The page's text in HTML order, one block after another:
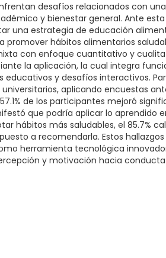
desafíos relacionados con
y bienestar general. Ante
una estrategia de educación
promover hábitos alimentarios
con enfoque cuantitativo y
la aplicación, la cual integra
educativos y desafíos interactivos.
aplicando encuestas
de los participantes mejoró
que podría aplicar lo aprendido
hábitos más saludables, el 85.7%
a recomendarla. Estos
herramienta tecnológica
y motivación hacia